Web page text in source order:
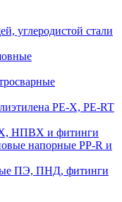
углеродистой стали
PE-X, PE-RT
НПВХ и фитинги
напорные PP-R и
ПЭ, ПНД, фитинги